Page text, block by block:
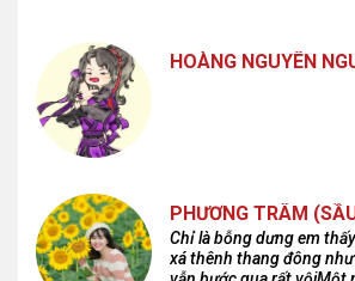
HOÀNG NGUYÊN
PHƯƠNG TRÂM
Chỉ là bỗng dưng em
xá thênh thang đông